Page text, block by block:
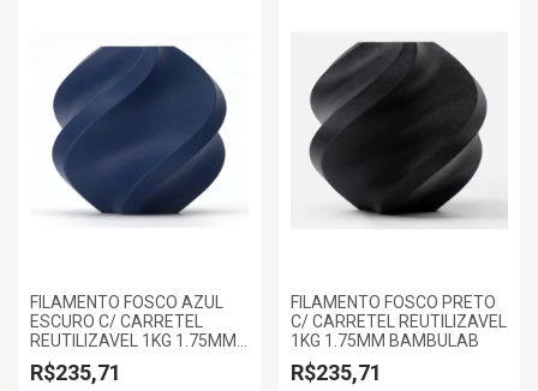
FILAMENTO FOSCO AZUL
ESCURO C/ CARRETEL
REUTILIZAVEL 1KG 1.75MM
BAMBULAB
R$235,71
FILAMENTO FOSCO PRETO
C/ CARRETEL REUTILIZAVEL
1KG 1.75MM BAMBULAB
R$235,71